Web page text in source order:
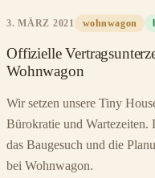
3. MÄRZ 2021 wohnwagon
Offizielle
Wohnwagon
Wir setzen unsere Tiny
Bürokratie und Wartezeiten.
das Baugesuch und die
bei Wohnwagon.